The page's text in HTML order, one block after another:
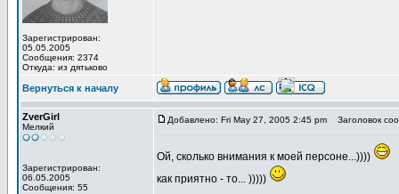
Зарегистрирован:
05.05.2005
Сообщения: 2374
Откуда: из дятьково
Вернуться к началу
ZverGirl
Мелкий
Зарегистрирован:
06.05.2005
Сообщения: 55
Добавлено: Fri May 27, 2005 2:45 pm Заголовок
Ой, сколько внимания к моей персоне...))))
как приятно - то... )))))